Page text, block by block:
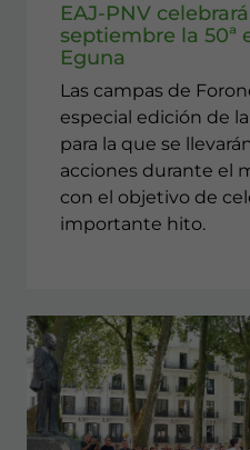
EAJ-PNV
septiembre la 50ª
Eguna
Las campas de
especial edición de
para la que se
acciones durante el
con el objetivo de
importante hito.